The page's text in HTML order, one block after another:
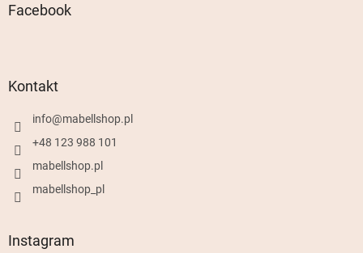
Facebook
Kontakt
info@mabellshop.pl
+48 123 988 101
mabellshop.pl
mabellshop_pl
Instagram